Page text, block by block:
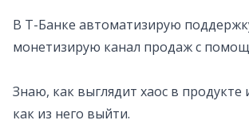
В Т-Банке автоматизирую
монетизирую канал продаж с
Знаю, как выглядит хаос в
как из него выйти.